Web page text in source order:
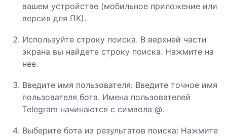
вашем устройстве (мобильное приложение или
версия для ПК).
Используйте строку поиска. В верхней части
экрана вы найдете строку поиска. Нажмите на
нее.
Введите имя пользователя: Введите точное имя
пользователя бота. Имена пользователей
Telegram начинаются с символа @.
Выберите бота из результатов поиска: Нажмите